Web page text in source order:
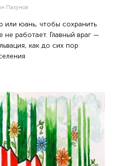
Пахунов
или юань, чтобы сохранить
работает. Главный враг —
как до сих пор